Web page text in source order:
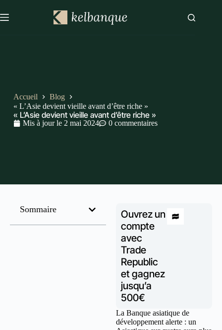
Accueil
Blog
« L’Asie devient vieille avant d’être riche »
« L’Asie devient vieille avant d’être riche »
Mis à jour le 2 mai 2024 0 commentaires
Sommaire
Ouvrez un
compte
avec
Trade
Republic
et gagnez
jusqu’a
500€
La Banque asiatique de
développement alerte : un